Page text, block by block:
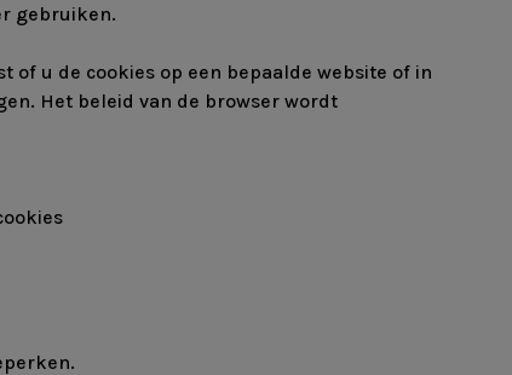
gebruiken.
u de cookies op een bepaalde website of in
Het beleid van de browser wordt